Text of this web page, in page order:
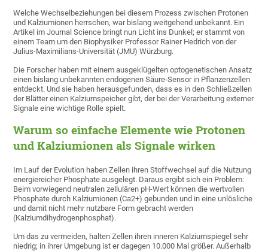
Welche Wechselbeziehungen bei diesem Prozess zwischen Protonen
und Kalziumionen herrschen, war bislang weitgehend unbekannt. Ein
Artikel im Journal Science bringt nun Licht ins Dunkel; er stammt von
einem Team um den Biophysiker Professor Rainer Hedrich von der
Julius-Maximilians-Universität (JMU) Würzburg.
Die Forscher haben mit einem ausgeklügelten optogenetischen Ansatz
einen bislang unbekannten endogenen Säure-Sensor in Pflanzenzellen
entdeckt. Und sie haben herausgefunden, dass es in den Schließzellen
der Blätter einen Kalziumspeicher gibt, der bei der Verarbeitung externer
Signale eine wichtige Rolle spielt.
Warum so einfache Elemente wie Protonen
und Kalziumionen als Signale wirken
Im Lauf der Evolution haben Zellen ihren Stoffwechsel auf die Nutzung
energiereicher Phosphate ausgelegt. Daraus ergibt sich ein Problem:
Beim vorwiegend neutralen zellulären pH-Wert können die wertvollen
Phosphate durch Kalziumionen (Ca2+) gebunden und in eine unlösliche
und damit nicht mehr nutzbare Form gebracht werden
(Kalziumdihydrogenphosphat).
Um das zu vermeiden, halten Zellen ihren inneren Kalziumspiegel sehr
niedrig; in ihrer Umgebung ist er dagegen 10.000 Mal größer. Außerhalb